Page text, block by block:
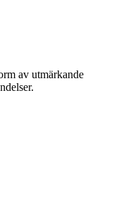
av utmärkande